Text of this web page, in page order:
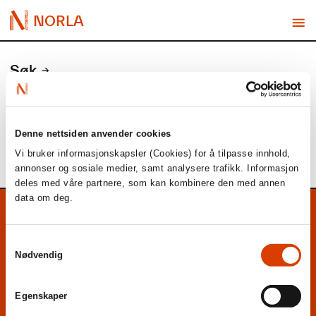
Denne nettsiden anvender cookies
Vi bruker informasjonskapsler (Cookies) for å tilpasse innhold,
annonser og sosiale medier, samt analysere trafikk. Informasjon
deles med våre partnere, som kan kombinere den med annen
data om deg.
Nødvendig
Egenskaper
NORLA
Søk
Søk
Fant ingen treff på ditt søk.
0115 Oslo
Norge